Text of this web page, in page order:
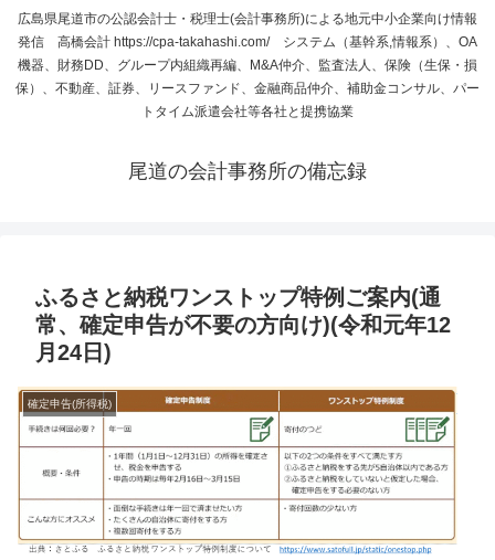
広島県尾道市の公認会計士・税理士(会計事務所)による地元中小企業向け情報
発信 高橋会計 https://cpa-takahashi.com/ システム（基幹系,情報系）、OA
機器、財務DD、グループ内組織再編、M&A仲介、監査法人、保険（生保・損
保）、不動産、証券、リースファンド、金融商品仲介、補助金コンサル、パー
トタイム派遣会社等各社と提携協業
尾道の会計事務所の備忘録
ふるさと納税ワンストップ特例ご案内(通
常、確定申告が不要の方向け)(令和元年12
月24日)
確定申告(所得税)